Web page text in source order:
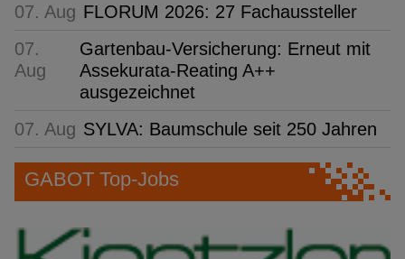
07. Aug FLORUM 2026: 27 Fachaussteller
07.
Aug
Gartenbau-Versicherung: Erneut mit
Assekurata-Reating A++
ausgezeichnet
07. Aug SYLVA: Baumschule seit 250 Jahren
GABOT Top-Jobs